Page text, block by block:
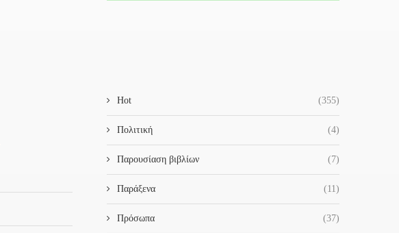
Hot (355)
Πολιτική (4)
Παρουσίαση βιβλίων (7)
Παράξενα (11)
Πρόσωπα (37)